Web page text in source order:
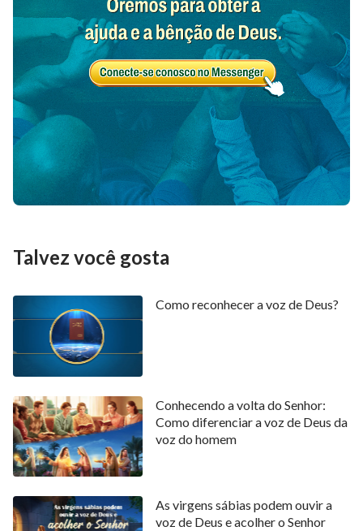
Talvez você gosta
Como reconhecer a voz de Deus?
Conhecendo a volta do Senhor:
Como diferenciar a voz de Deus da
voz do homem
As virgens sábias podem ouvir a
voz de Deus e acolher o Senhor